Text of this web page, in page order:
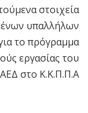
στοιχεία
υπαλλήλων
το πρόγραμμα
εργασίας του
στο Κ.Κ.Π.Π.Α